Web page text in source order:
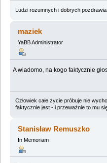
Ludzi rozumnych i dobrych
maziek
YaBB Administrator
A wiadomo, na kogo faktycznie
Człowiek całe życie próbuje nie
faktycznie jest - i przeważnie to mu
Stanisław Remuszko
In Memoriam